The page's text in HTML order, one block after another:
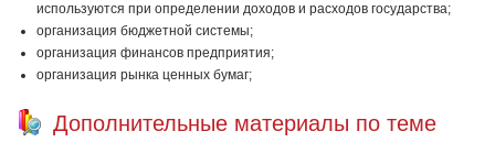
используются при определении доходов и расходов государства;
организация бюджетной системы;
организация финансов предприятия;
организация рынка ценных бумаг;
Дополнительные материалы по теме